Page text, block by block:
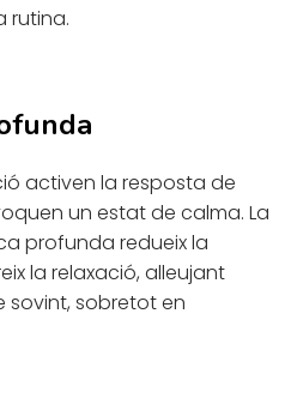
rutina.
activen la resposta de
un estat de calma. La
profunda redueix la
la relaxació, alleujant
sovint, sobretot en